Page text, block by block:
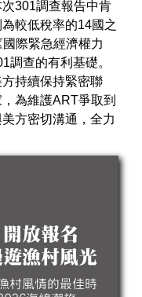
301調查報告中肯
較低稅率的14國之
際緊急經濟權力
調查的有利基礎。
持續保持緊密聯
為維護ART爭取到
方密切溝通，全力
開放報名
漁村風光
村風情的最佳時